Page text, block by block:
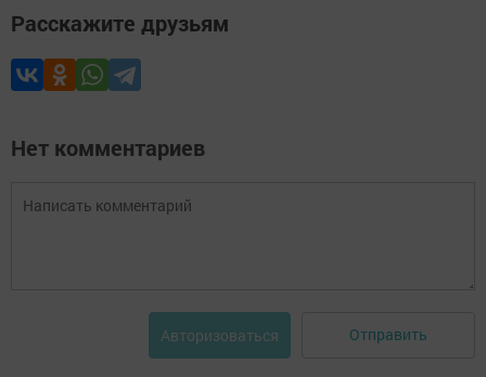
Расскажите друзьям
Нет комментариев
Авторизоваться Отправить